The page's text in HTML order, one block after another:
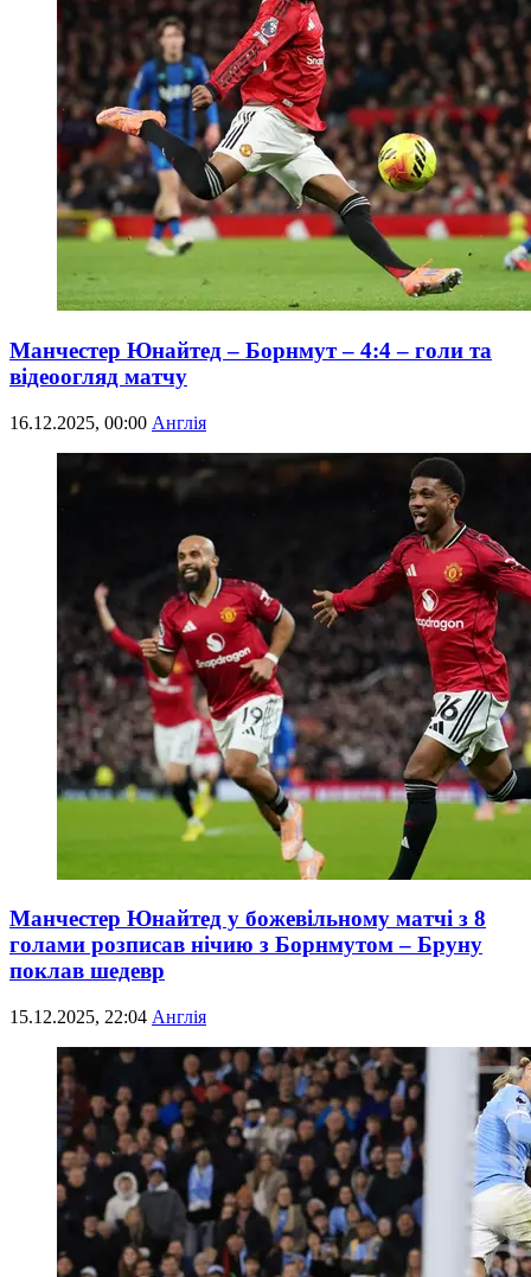
Манчестер Юнайтед – Борнмут – 4:4 – голи та
відеоогляд матчу
16.12.2025, 00:00 Англія
Манчестер Юнайтед у божевільному матчі з 8
голами розписав нічию з Борнмутом – Бруну
поклав шедевр
15.12.2025, 22:04 Англія